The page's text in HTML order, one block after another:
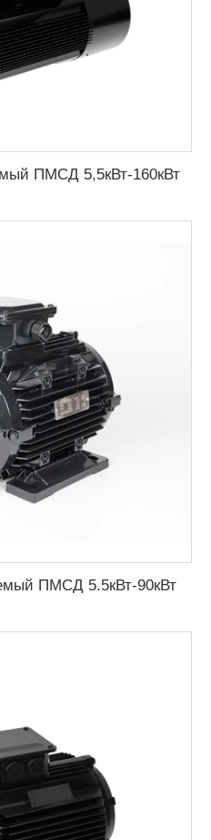
ПМСД 5,5кВт-160кВт
ПМСД 5.5кВт-90кВт